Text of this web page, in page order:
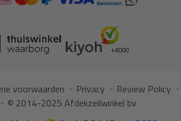
voorwaarden Privacy
Review Policy
© 2014-2025 Afdekzeilwinkel bv